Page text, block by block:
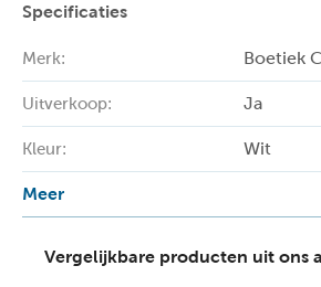
Specificaties
Merk: Boetiek
Uitverkoop: Ja
Kleur: Wit
Meer
Vergelijkbare producten uit ons